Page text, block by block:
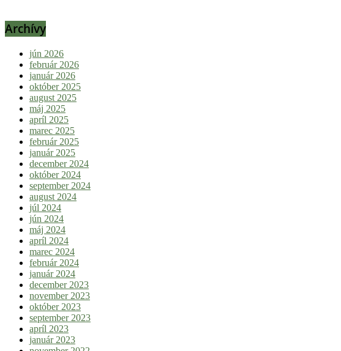
Archívy
jún 2026
február 2026
január 2026
október 2025
august 2025
máj 2025
apríl 2025
marec 2025
február 2025
január 2025
december 2024
október 2024
september 2024
august 2024
júl 2024
jún 2024
máj 2024
apríl 2024
marec 2024
február 2024
január 2024
december 2023
november 2023
október 2023
september 2023
apríl 2023
január 2023